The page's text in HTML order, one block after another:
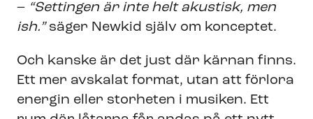
– “Settingen är inte helt akustisk, men
ish.”säger Newkid själv om konceptet.
Och kanske är det just där kärnan finns.
Ett mer avskalat format, utan att förlora
energin eller storheten i musiken. Ett